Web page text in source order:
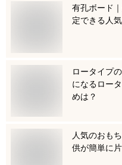
有孔ボード
定できる人
ロータイプ
になるロー
めは？
人気のおも
供が簡単に